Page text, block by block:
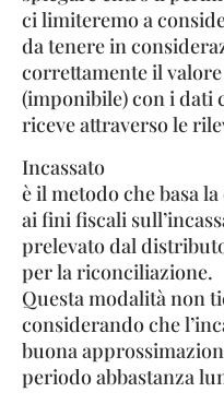
ci limiteremo a
da tenere in
correttamente il
(imponibile) con i dati
riceve attraverso le
Incassato
è il metodo che basa
ai fini fiscali
prelevato dal
per la riconciliazione.
Questa modalità non
considerando che
buona
periodo abbastanza